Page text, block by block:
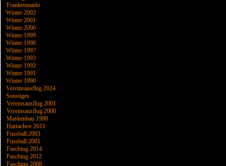
Frankenmarkt
Winter 2002
Winter 2001
Winter 2000
Winter 1999
Winter 1998
Winter 1997
Winter 1993
Winter 1992
Winter 1991
Winter 1990
Vereinsausflug 2024
Sonstiges
Vereinsausflug 2001
Vereinsausflug 2000
Maskenbau 1990
Harrachov 2011
Fussball 2003
Fussball 2001
Fasching 2014
Fasching 2012
Fasching 2008